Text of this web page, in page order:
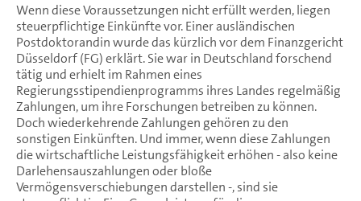
Wenn diese Voraussetzungen nicht erfüllt werden, liegen
steuerpflichtige Einkünfte vor. Einer ausländischen
Postdoktorandin wurde das kürzlich vor dem Finanzgericht
Düsseldorf (FG) erklärt. Sie war in Deutschland forschend
tätig und erhielt im Rahmen eines
Regierungsstipendienprogramms ihres Landes regelmäßig
Zahlungen, um ihre Forschungen betreiben zu können.
Doch wiederkehrende Zahlungen gehören zu den
sonstigen Einkünften. Und immer, wenn diese Zahlungen
die wirtschaftliche Leistungsfähigkeit erhöhen - also keine
Darlehensauszahlungen oder bloße
Vermögensverschiebungen darstellen -, sind sie